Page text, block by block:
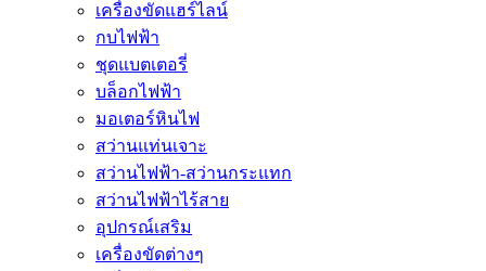
เครื่องขัดแฮร์ไลน์
กบไฟฟ้า
ชุดแบตเตอรี่
บล็อกไฟฟ้า
มอเตอร์หินไฟ
สว่านแท่นเจาะ
สว่านไฟฟ้า-สว่านกระแทก
สว่านไฟฟ้าไร้สาย
อุปกรณ์เสริม
เครื่องขัดต่างๆ